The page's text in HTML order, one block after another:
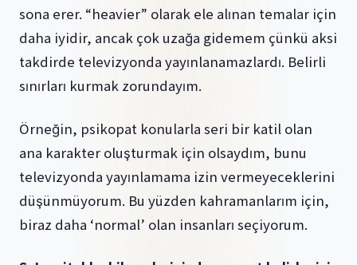
sona erer. “heavier” olarak ele alınan temalar için
daha iyidir, ancak çok uzağa gidemem çünkü aksi
takdirde televizyonda yayınlanamazlardı. Belirli
sınırları kurmak zorundayım.
Örneğin, psikopat konularla seri bir katil olan
ana karakter oluşturmak için olsaydım, bunu
televizyonda yayınlamama izin vermeyeceklerini
düşünmüyorum. Bu yüzden kahramanlarım için,
biraz daha ‘normal’ olan insanları seçiyorum.